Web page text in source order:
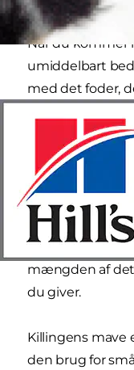
Når du kommer
umiddelbart
med det foder,
killingefoder er
af langt bedre
være en god
foder, som
gøre over en
dyrlægen kan
foder i det
mængden af det
du giver.
Killingens mave
den brug for